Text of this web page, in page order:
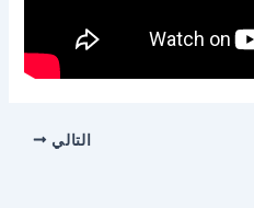
التالي